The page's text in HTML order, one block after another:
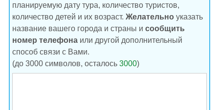
планируемую дату тура, количество туристов,
количество детей и их возраст. Желательно указать
название вашего города и страны и сообщить
номер телефона или другой дополнительный
способ связи с Вами.
(до 3000 символов, осталось 3000)